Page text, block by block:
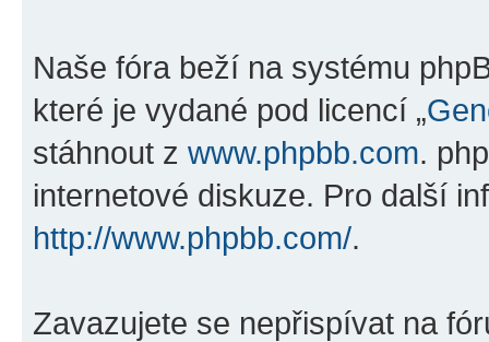
Naše fóra beží na systému
které je vydané pod licencí „
stáhnout z www.phpbb.com.
internetové diskuze. Pro další
http://www.phpbb.com/.
Zavazujete se nepřispívat na